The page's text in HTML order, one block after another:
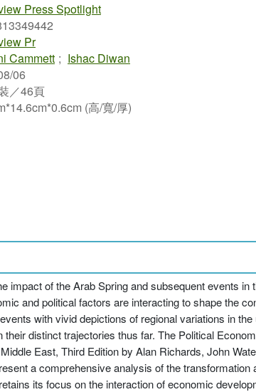
Press Spotlight
Pr
Cammett ; Ishac Diwan
06
／46頁
(高/寬/厚)
of the Arab Spring and subsequent events in
and political factors are interacting to shape the
with vivid depictions of regional variations in
distinct trajectories thus far. The Political
East, Third Edition by Alan Richards, John
a comprehensive analysis of the transformation
its focus on the interaction of economic